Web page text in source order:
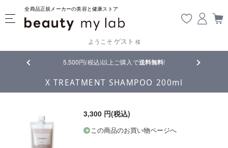
全商品正規メーカーの美容と健康ストア
ようこそ ゲスト 様
5,500円(税込)以上ご購入で送料無料! 【重要】熊
X TREATMENT SHAMPOO 200ml
3,300 円(税込)
この商品のお買い物ページへ